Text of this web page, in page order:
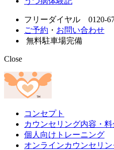
フリーダイヤル 0120-
ご予約 ・ お問い合わせ
無料駐車場完備
Close
コンセプト
カウンセリング内容・料
個人向けトレーニング
オンラインカウンセリン